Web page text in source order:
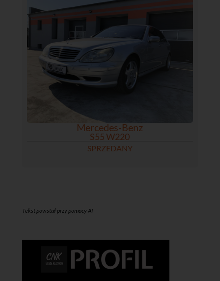
Mercedes-Benz
S55 W220
SPRZEDANY
Tekst powstał przy pomocy AI